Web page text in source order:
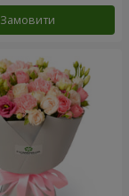
Замовити